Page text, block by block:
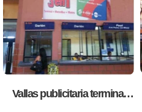
Vallas publicitaria terminal